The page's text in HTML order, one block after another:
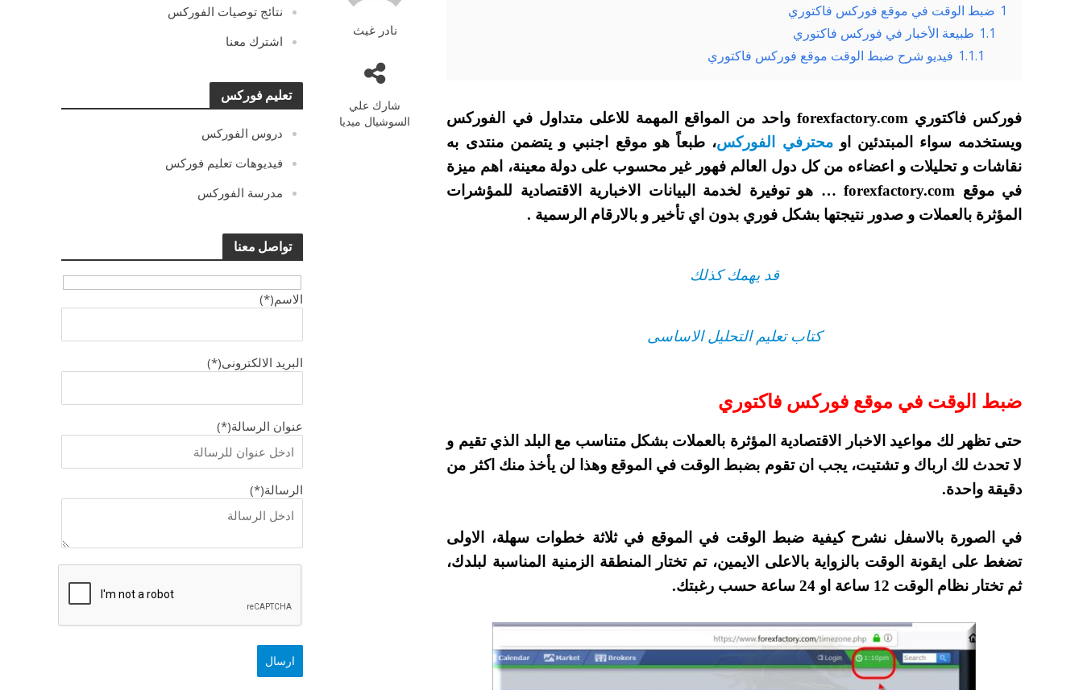
نتائج توصيات الفوركس
اشترك معنا
تعليم فوركس
دروس الفوركس
فيديوهات تعليم فوركس
مدرسة الفوركس
تواصل معنا
الاسم(*)
البريد الالكترونى(*)
عنوان الرسالة(*)
الرسالة(*)
نادر غيث
شارك علي
السوشيال ميديا
1 ضبط الوقت في موقع فوركس فاكتوري
1.1 طبيعة الأخبار في فوركس فاكتوري
1.1.1 فيديو شرح ضبط الوقت موقع فوركس فاكتوري
فوركس فاكتوري forexfactory.com واحد من المواقع المهمة للاعلى متداول في الفوركس
ويستخدمه سواء المبتدئين اومحترفي الفوركس، طبعاً هو موقع اجنبي و يتضمن منتدى به
نقاشات و تحليلات و اعضاءه من كل دول العالم فهور غير محسوب على دولة معينة، اهم ميزة
في موقع forexfactory.com … هو توفيرة لخدمة البيانات الاخبارية الاقتصادية للمؤشرات
المؤثرة بالعملات و صدور نتيجتها بشكل فوري بدون اي تأخير و بالارقام الرسمية .
قد يهمك كذلك
كتاب تعليم التحليل الاساسى
ضبط الوقت في موقع فوركس فاكتوري
حتى تظهر لك مواعيد الاخبار الاقتصادية المؤثرة بالعملات بشكل متناسب مع البلد الذي تقيم و
لا تحدث لك ارباك و تشتيت، يجب ان تقوم بضبط الوقت في الموقع وهذا لن يأخذ منك اكثر من
دقيقة واحدة.
في الصورة بالاسفل نشرح كيفية ضبط الوقت في الموقع في ثلاثة خطوات سهلة، الاولى
تضغط على ايقونة الوقت بالزواية بالاعلى الايمين، تم تختار المنطقة الزمنية المناسبة لبلدك،
ثم تختار نظام الوقت 12 ساعة او 24 ساعة حسب رغبتك.